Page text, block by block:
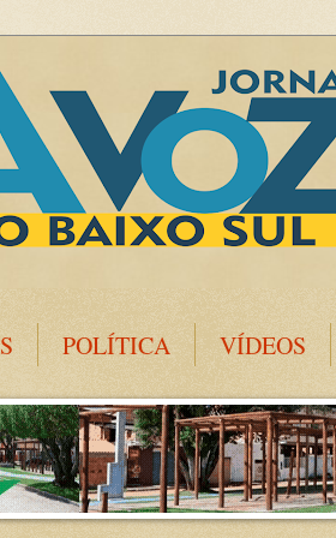
POLÍTICA VÍDEOS